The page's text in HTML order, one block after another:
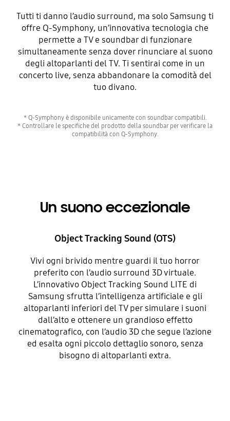
Tutti ti danno l’audio surround, ma solo Samsung ti
offre Q-Symphony, un’innovativa tecnologia che
permette a TV e soundbar di funzionare
simultaneamente senza dover rinunciare al suono
degli altoparlanti del TV. Ti sentirai come in un
concerto live, senza abbandonare la comodità del
tuo divano.
* Q-Symphony è disponibile unicamente con soundbar compatibili.
* Controllare le specifiche del prodotto della soundbar per verificare la
compatibilità con Q-Symphony.
Un suono eccezionale
Object Tracking Sound (OTS)
Vivi ogni brivido mentre guardi il tuo horror
preferito con l’audio surround 3D virtuale.
L’innovativo Object Tracking Sound LITE di
Samsung sfrutta l’intelligenza artificiale e gli
altoparlanti inferiori del TV per simulare i suoni
dall’alto e ottenere un grandioso effetto
cinematografico, con l’audio 3D che segue l’azione
ed esalta ogni piccolo dettaglio sonoro, senza
bisogno di altoparlanti extra.